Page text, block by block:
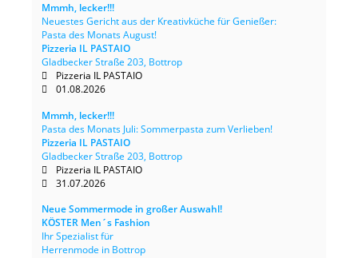
Mmmh, lecker!!!
Neuestes Gericht aus der Kreativküche für Genießer:
Pasta des Monats August!
Pizzeria IL PASTAIO
Gladbecker Straße 203, Bottrop
Pizzeria IL PASTAIO
01.08.2026
Mmmh, lecker!!!
Pasta des Monats Juli: Sommerpasta zum Verlieben!
Pizzeria IL PASTAIO
Gladbecker Straße 203, Bottrop
Pizzeria IL PASTAIO
31.07.2026
Neue Sommermode in großer Auswahl!
KÖSTER Men´s Fashion
Ihr Spezialist für
Herrenmode in Bottrop